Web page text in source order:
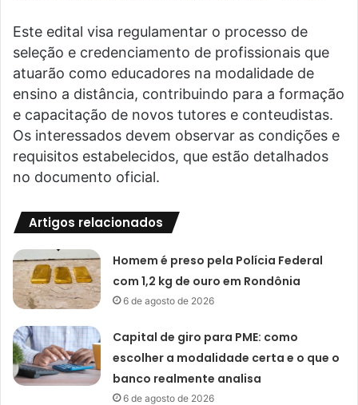
Este edital visa regulamentar o processo de
seleção e credenciamento de profissionais que
atuarão como educadores na modalidade de
ensino a distância, contribuindo para a formação
e capacitação de novos tutores e conteudistas.
Os interessados devem observar as condições e
requisitos estabelecidos, que estão detalhados
no documento oficial.
Artigos relacionados
Homem é preso pela Polícia Federal
com 1,2 kg de ouro em Rondônia
6 de agosto de 2026
Capital de giro para PME: como
escolher a modalidade certa e o que o
banco realmente analisa
6 de agosto de 2026